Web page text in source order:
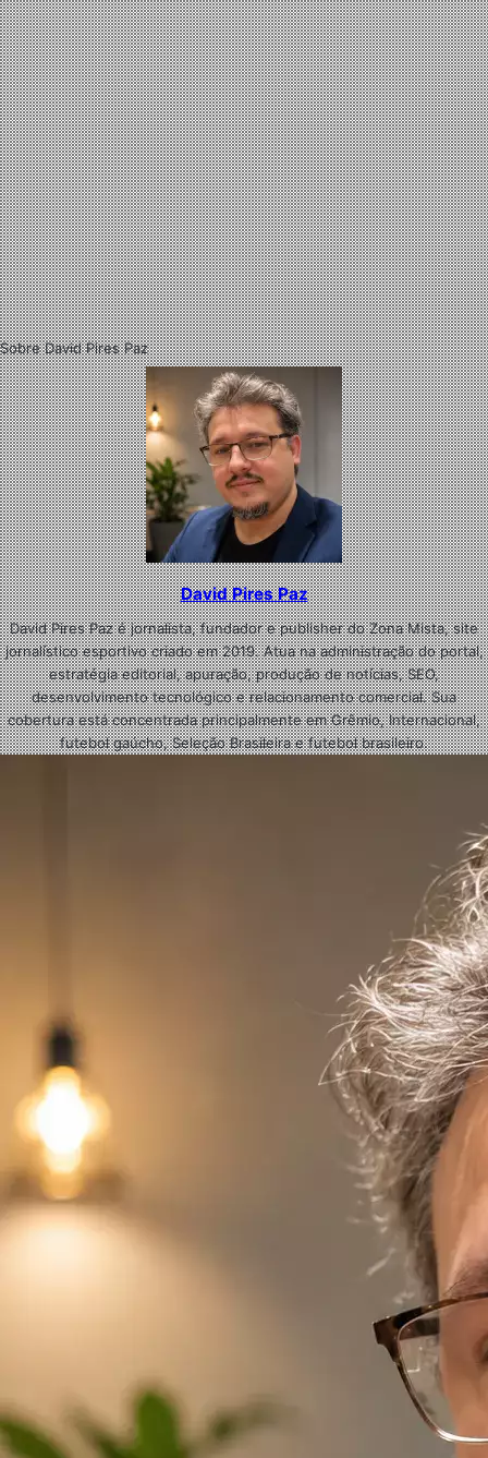
Sobre David Pires Paz
David Pires Paz
David Pires Paz é jornalista, fundador e publisher do Zona Mista, site
jornalístico esportivo criado em 2019. Atua na administração do portal,
estratégia editorial, apuração, produção de notícias, SEO,
desenvolvimento tecnológico e relacionamento comercial. Sua
cobertura está concentrada principalmente em Grêmio, Internacional,
futebol gaúcho, Seleção Brasileira e futebol brasileiro.